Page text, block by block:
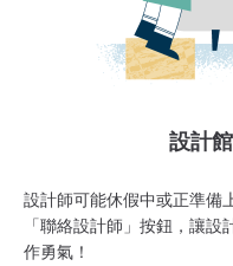
設計
設計師可能休假中或正準備
「聯絡設計師」按鈕，讓
作勇氣！